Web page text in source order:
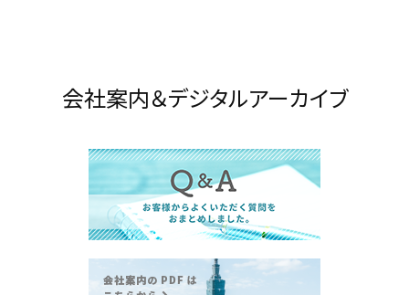
会社案内＆デジタルアーカイブ